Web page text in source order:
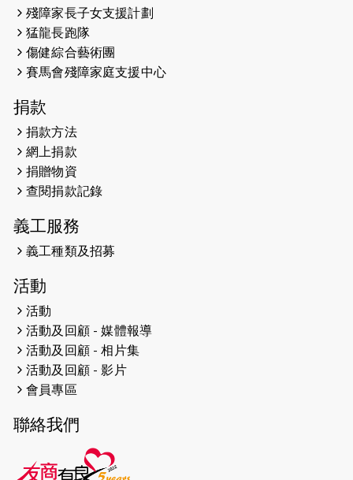
（19:00開始）
2026-05-07
開始）
2026-04-30
2026-04-25
2026-04-24
2026-04-23
2026-04-19
2026-04-16
猛龍長跑隊恆常練習 - 4月16日
（19:00開始）
2026-04-12
2026-04-11
2026-04-10 太古家＋賞系列：漫步魔術與音樂
殘障家長子女支援計劃
猛龍長跑隊
傷健綜合藝術團
賽馬會殘障家庭支援中心
捐款
捐款方法
網上捐款
捐贈物資
查閱捐款記錄
義工服務
義工種類及招募
活動
活動
活動及回顧 - 媒體報導
活動及回顧 - 相片集
活動及回顧 - 影片
會員專區
聯絡我們